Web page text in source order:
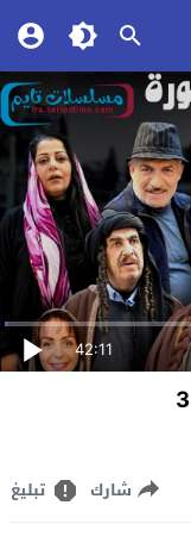
42:11
شارك تبليغ